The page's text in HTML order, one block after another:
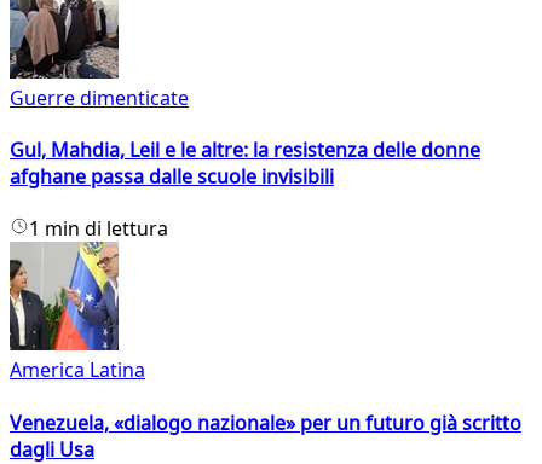
Guerre dimenticate
Gul, Mahdia, Leil e le altre: la resistenza delle donne
afghane passa dalle scuole invisibili
1 min di lettura
America Latina
Venezuela, «dialogo nazionale» per un futuro già scritto
dagli Usa